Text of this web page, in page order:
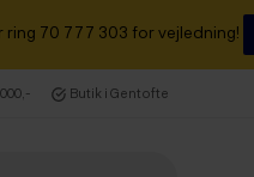
ring 70 777 303 for vejledning!
Butik i Gentofte